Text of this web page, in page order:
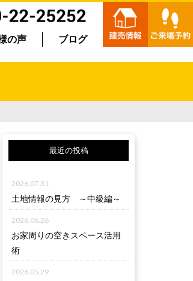
の声 ブログ
最近の投稿
2026.07.31
土地情報の見方 ～中級編～
2026.06.26
お家周りの空きスペース活用
術
2026.05.29